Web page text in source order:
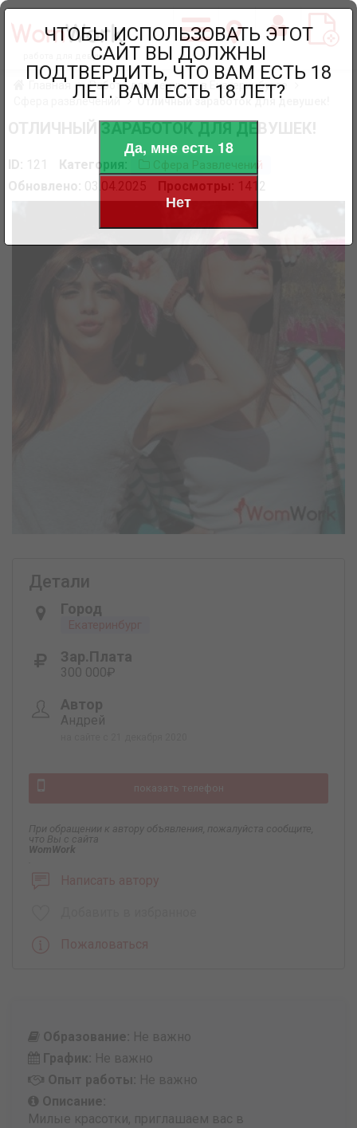
работа для девушек
Главная
Работа для девушек в Екатеринбурге
Сфера развлечений
Отличный заработок для девушек!
ОТЛИЧНЫЙ ЗАРАБОТОК ДЛЯ ДЕВУШЕК!
ID: 121 Категория: Сфера Развлечений
Обновлено: 03.04.2025 Просмотры: 1412
Детали
Город
Екатеринбург
Зар.плата
300 000₽
Автор
Андрей
показать телефон
При обращении к автору объявления, пожалуйста сообщите,
что Вы с сайта
WomWork
Написать автору
Пожаловаться
Образование: Не важно
График: Не важно
Опыт работы: Не важно
Описание:
Милые красотки, приглашаем вас в
ЧТОБЫ ИСПОЛЬЗОВАТЬ ЭТОТ
САЙТ ВЫ ДОЛЖНЫ
ПОДТВЕРДИТЬ, ЧТО ВАМ ЕСТЬ 18
ЛЕТ. ВАМ ЕСТЬ 18 ЛЕТ?
Да, мне есть 18
Нет